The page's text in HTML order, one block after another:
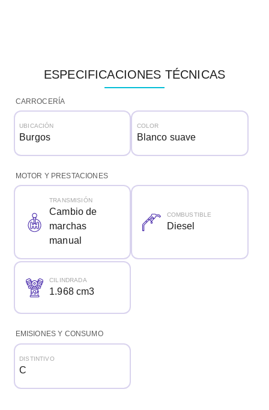
ESPECIFICACIONES TÉCNICAS
CARROCERÍA
UBICACIÓN
Burgos
COLOR
Blanco suave
MOTOR Y PRESTACIONES
TRANSMISIÓN
Cambio de
marchas
manual
COMBUSTIBLE
Diesel
CILINDRADA
1.968 cm3
EMISIONES Y CONSUMO
DISTINTIVO
C